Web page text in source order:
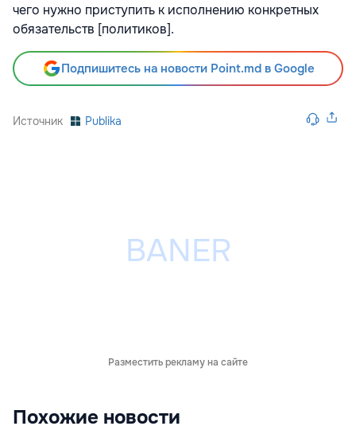
чего нужно приступить к исполнению конкретных
обязательств [политиков].
Подпишитесь на новости Point.md в Google
Источник Publika
Разместить рекламу на сайте
Похожие новости